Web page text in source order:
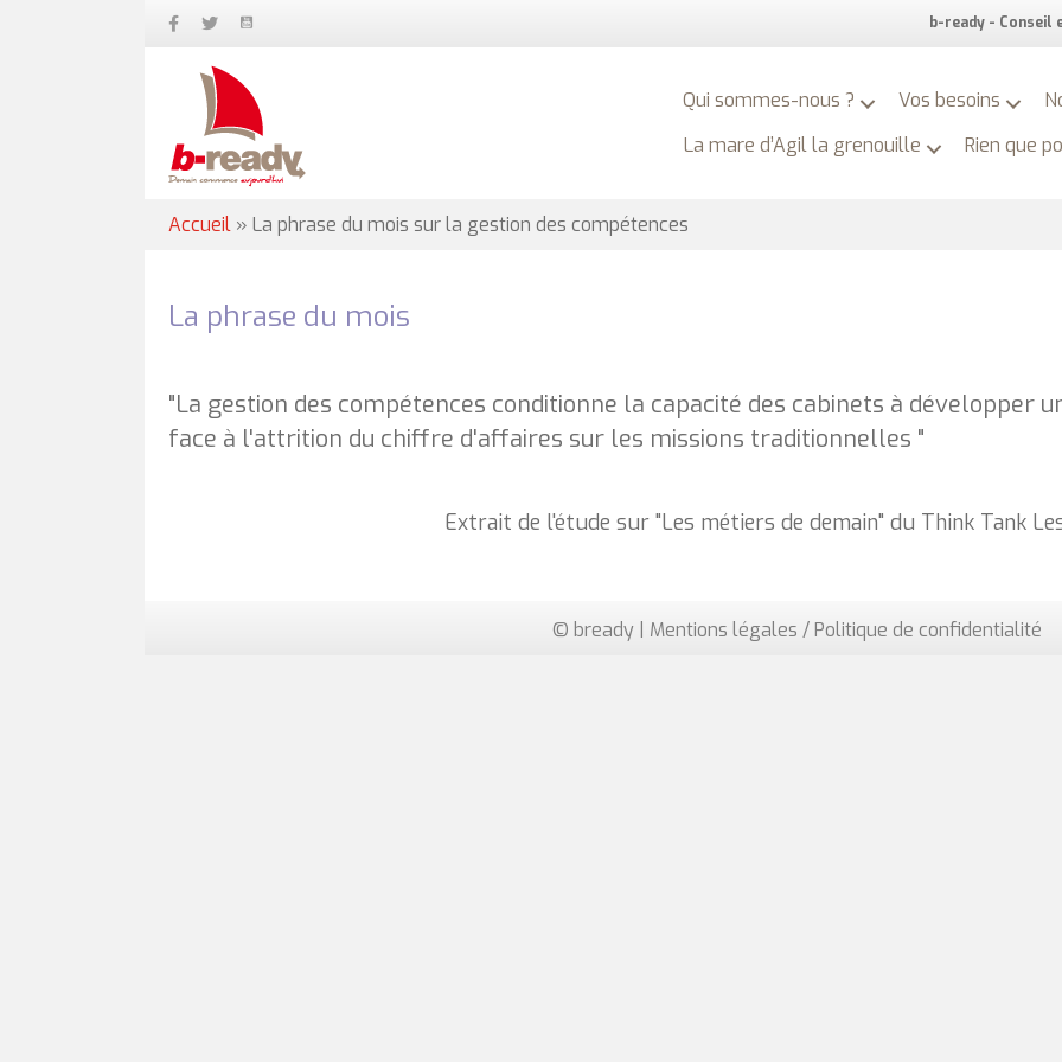
b-ready - Conseil
Qui sommes-nous ? Vos besoins
La mare d’Agil la grenouille
Rien que
Accueil » La phrase du mois sur la gestion des compétences
La phrase du mois
"La gestion des compétences conditionne la capacité des cabinets à développer
face à l'attrition du chiffre d'affaires sur les missions traditionnelles "
Extrait de l'étude sur "Les métiers de demain" du Think Tank
© bready | Mentions légales / Politique de confidentialité